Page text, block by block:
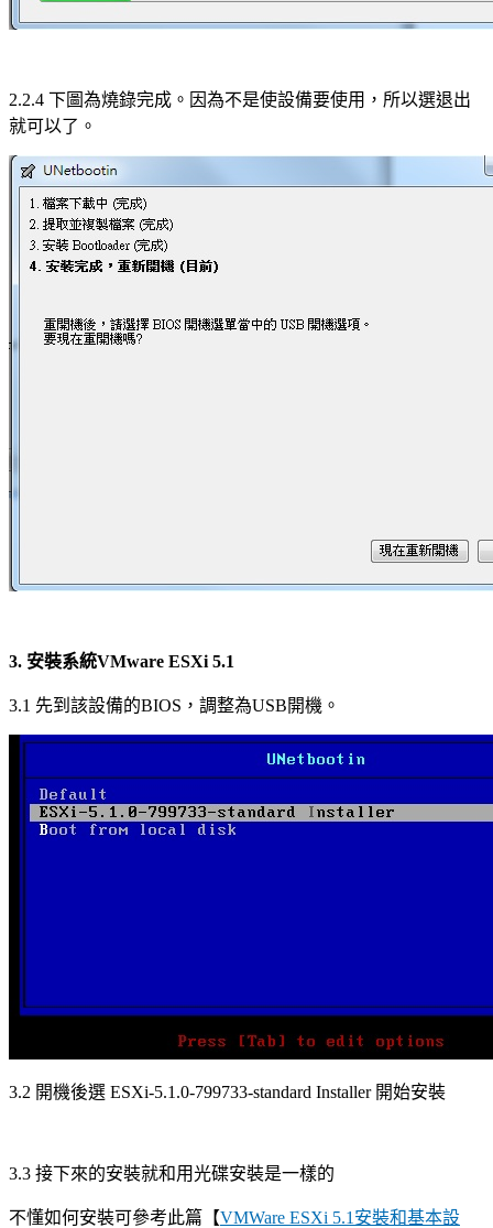
2.2.4 下圖為燒錄完成。因為不是使設備要使用，所以選退出
就可以了。
3. 安裝系統VMware ESXi 5.1
3.1 先到該設備的BIOS，調整為USB開機。
3.2 開機後選 ESXi-5.1.0-799733-standard Installer 開始安裝
3.3 接下來的安裝就和用光碟安裝是一樣的
不懂如何安裝可參考此篇【VMWare ESXi 5.1安裝和基本設